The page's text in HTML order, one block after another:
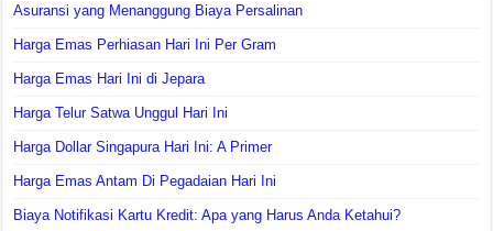
Asuransi yang Menanggung Biaya Persalinan
Harga Emas Perhiasan Hari Ini Per Gram
Harga Emas Hari Ini di Jepara
Harga Telur Satwa Unggul Hari Ini
Harga Dollar Singapura Hari Ini: A Primer
Harga Emas Antam Di Pegadaian Hari Ini
Biaya Notifikasi Kartu Kredit: Apa yang Harus Anda Ketahui?